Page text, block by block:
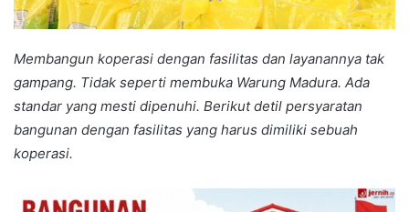
Membangun koperasi dengan fasilitas dan layanannya tak
gampang. Tidak seperti membuka Warung Madura. Ada
standar yang mesti dipenuhi. Berikut detil persyaratan
bangunan dengan fasilitas yang harus dimiliki sebuah
koperasi.